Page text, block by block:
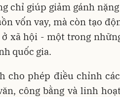
chỉ giúp giảm gánh
vốn vay, mà còn tạo
xã hội - một trong
quốc gia.
cho phép điều chỉnh
công bằng và linh